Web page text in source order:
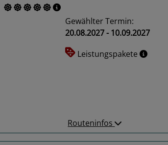
Gewählter Termin:
20.08.2027 - 10.09.2027
Leistungspakete
Routeninfos